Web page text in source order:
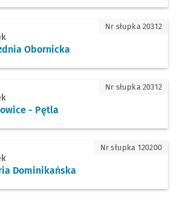
Zajezdnia Obornicka
Obornicka
Nr słupka 20312
Wojnowice - Pętla
- Pętla
Nr słupka 20312
Galeria Dominikańska
Dominikańska
Nr słupka 120200